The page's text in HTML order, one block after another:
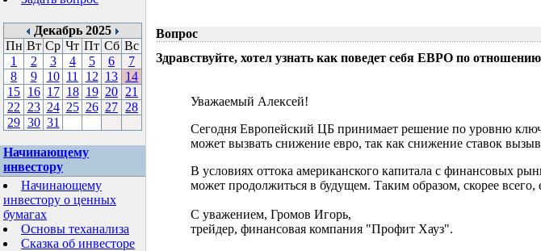
Декабрь 2025
Пн Вт Ср Чт Пт Сб Вс
1
2 3 4 5 6
7
8
9 10 11 12 13 14
15 16 17 18 19 20 21
22
23 24 25 26 27 28
29 30 31
Начинающему
инвестору
Начинающему
инвестору о ценных
бумагах
Основы теханализа
Сказка об инвесторе
Вопрос
Здравствуйте, хотел узнать как поведет себя ЕВРО по
Уважаемый Алексей!
Сегодня Европейский ЦБ принимает решение по уровню
может вызвать снижение евро, так как снижение ставок
В условиях оттока американского капитала с финансовых
может продолжиться в будущем. Таким образом, скорее
С уважением, Громов Игорь,
трейдер, финансовая компания "Профит Хауз".